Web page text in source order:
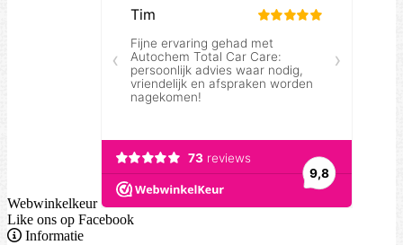
Webwinkelkeur
Like ons op Facebook
Informatie